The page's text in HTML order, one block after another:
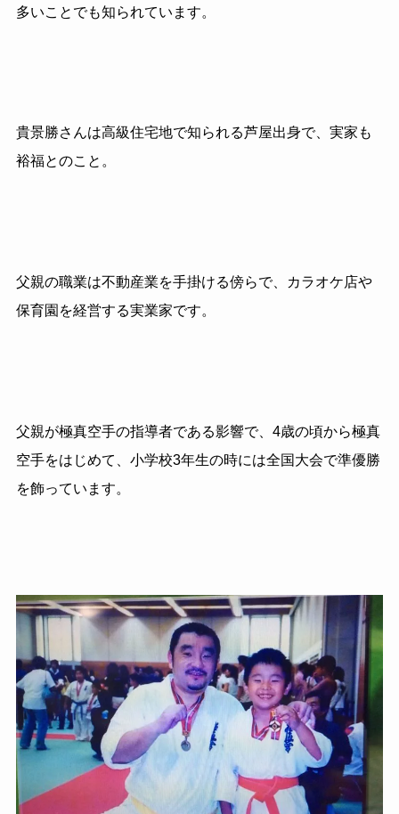
多いことでも知られています。
貴景勝さんは高級住宅地で知られる芦屋出身で、実家も
裕福とのこと。
父親の職業は不動産業を手掛ける傍らで、カラオケ店や
保育園を経営する実業家です。
父親が極真空手の指導者である影響で、 4歳の頃から極真
空手をはじめて、小学校3年生の時には全国大会で準優勝
を飾っています。